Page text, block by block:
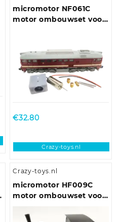
micromotor NF061C
motor ombouwset voor
€32.80
Crazy-toys.nl
Crazy-toys.nl
micromotor HF009C
motor ombouwset voor
DB/DRG/CSD/NS/SNCF,